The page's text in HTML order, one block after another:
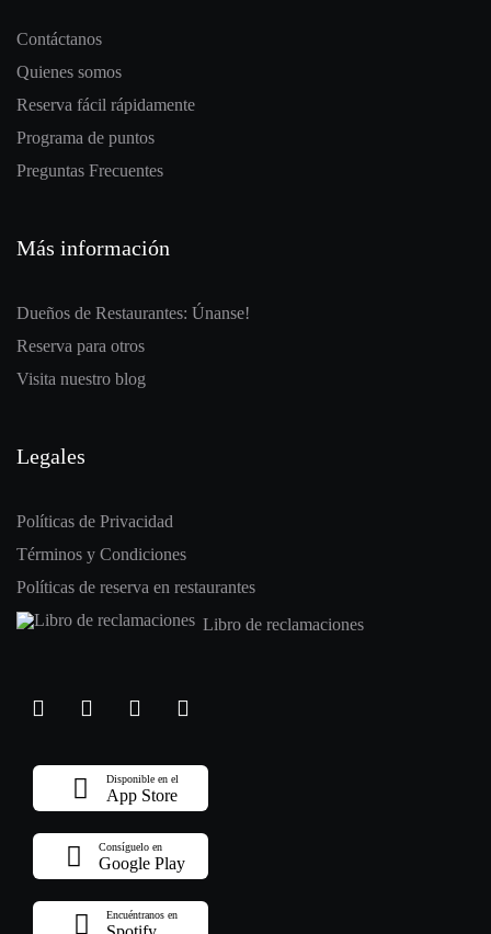
Contáctanos
Quienes somos
Reserva fácil rápidamente
Programa de puntos
Preguntas Frecuentes
Más información
Dueños de Restaurantes: Únanse!
Reserva para otros
Visita nuestro blog
Legales
Políticas de Privacidad
Términos y Condiciones
Políticas de reserva en restaurantes
Libro de reclamaciones
Disponible en el
App Store
Consíguelo en
Google Play
Encuéntranos en